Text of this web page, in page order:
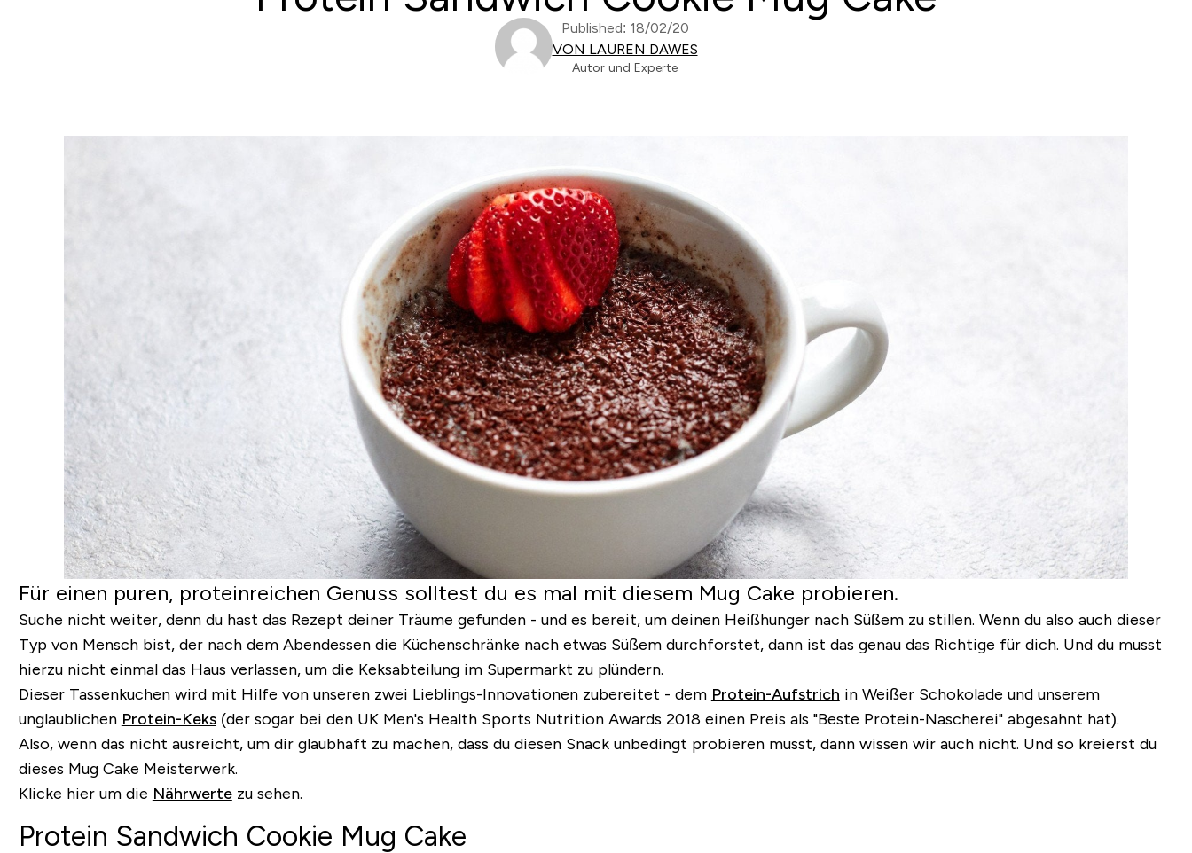
Published: 18/02/20
VON LAUREN DAWES
Autor und Experte
Für einen puren, proteinreichen Genuss solltest du es mal mit diesem Mug Cake probieren.
Suche nicht weiter, denn du hast das Rezept deiner Träume gefunden - und es bereit, um deinen Heißhunger nach Süßem zu stillen. Wenn du also auch dieser
Typ von Mensch bist, der nach dem Abendessen die Küchenschränke nach etwas Süßem durchforstet, dann ist das genau das Richtige für dich. Und du musst
hierzu nicht einmal das Haus verlassen, um die Keksabteilung im Supermarkt zu plündern.
Dieser Tassenkuchen wird mit Hilfe von unseren zwei Lieblings-Innovationen zubereitet - dem Protein-Aufstrich in Weißer Schokolade und unserem
unglaublichen Protein-Keks(der sogar bei den UK Men's Health Sports Nutrition Awards 2018 einen Preis als "Beste Protein-Nascherei" abgesahnt hat).
Also, wenn das nicht ausreicht, um dir glaubhaft zu machen, dass du diesen Snack unbedingt probieren musst, dann wissen wir auch nicht. Und so kreierst du
dieses Mug Cake Meisterwerk.
Klicke hier um die Nährwertezu sehen.
Protein Sandwich Cookie Mug Cake